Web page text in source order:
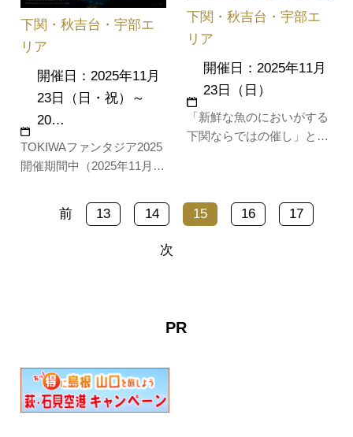
位入賞者には、あとう和牛
TOKIWAファンタジア2025
開催期間中（2025年11月23
12日(月・祝)） の金・土・
日・祝・振休及び12/24・
下関・秋吉台・宇部エ
リア
開催日：2025年11月
23日（日・祝）～
20…
「新鮮な魚のにおいがする
下関ならではの催し」とし
ふく鍋、あんこう鍋などを
下関・秋吉台・宇部エ
リア
開催日：2025年11月
23日（日）
前 13 14 15 16 17
次
PR